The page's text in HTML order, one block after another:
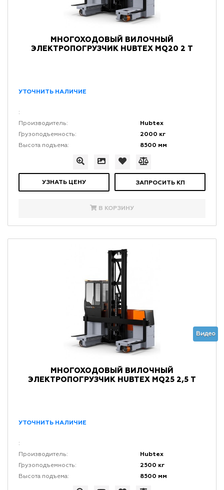
МНОГОХОДОВЫЙ ВИЛОЧНЫЙ
ЭЛЕКТРОПОГРУЗЧИК HUBTEX MQ20 2 Т
УТОЧНИТЬ НАЛИЧИЕ
:
Производитель:
Hubtex
Грузоподъемность: 2000 кг
Высота подъема: 8500 мм
УЗНАТЬ ЦЕНУ ЗАПРОСИТЬ КП
В КОРЗИНУ
Видео
МНОГОХОДОВЫЙ ВИЛОЧНЫЙ
ЭЛЕКТРОПОГРУЗЧИК HUBTEX MQ25 2,5 Т
УТОЧНИТЬ НАЛИЧИЕ
:
Производитель:
Hubtex
Грузоподъемность: 2500 кг
Высота подъема: 8500 мм